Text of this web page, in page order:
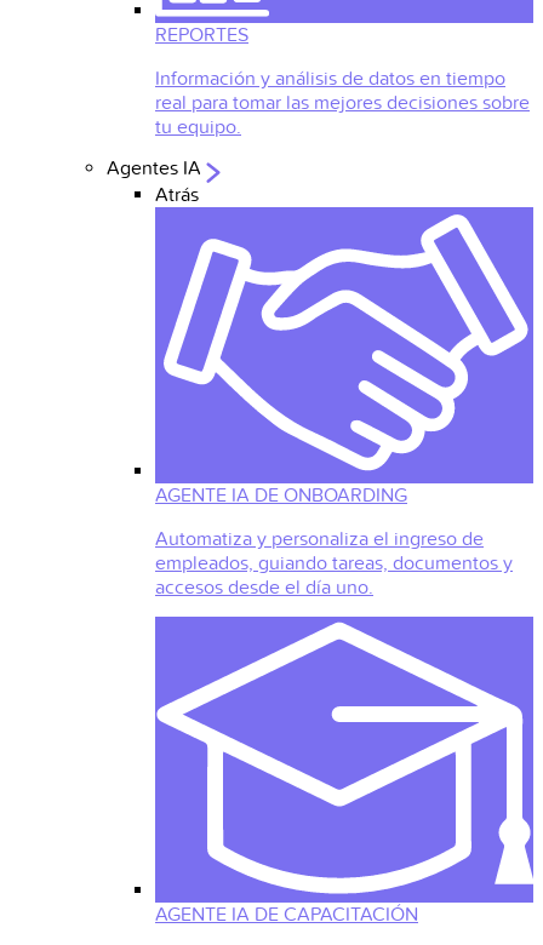
REPORTES
Información y análisis de datos en tiempo
real para tomar las mejores decisiones sobre
tu equipo.
Agentes IA
Atrás
AGENTE IA DE ONBOARDING
Automatiza y personaliza el ingreso de
empleados, guiando tareas, documentos y
accesos desde el día uno.
AGENTE IA DE CAPACITACIÓN